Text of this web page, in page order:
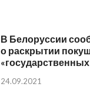
В Белоруссии
о раскрытии
24.09.2021